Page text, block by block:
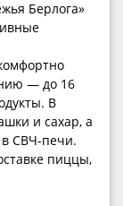
Берлога»
— до 16
В
и сахар, а
в СВЧ-печи.
пиццы,